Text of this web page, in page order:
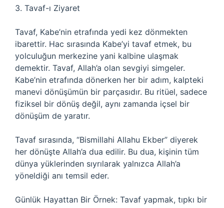
3. Tavaf-ı Ziyaret
Tavaf, Kabe’nin etrafında yedi kez dönmekten
ibarettir. Hac sırasında Kabe’yi tavaf etmek, bu
yolculuğun merkezine yani kalbine ulaşmak
demektir. Tavaf, Allah’a olan sevgiyi simgeler.
Kabe’nin etrafında dönerken her bir adım, kalpteki
manevi dönüşümün bir parçasıdır. Bu ritüel, sadece
fiziksel bir dönüş değil, aynı zamanda içsel bir
dönüşüm de yaratır.
Tavaf sırasında, “Bismillahi Allahu Ekber” diyerek
her dönüşte Allah’a dua edilir. Bu dua, kişinin tüm
dünya yüklerinden sıyrılarak yalnızca Allah’a
yöneldiği anı temsil eder.
Günlük Hayattan Bir Örnek: Tavaf yapmak, tıpkı bir